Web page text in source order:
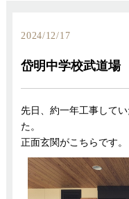
2024/12/17
岱明中学校武道場
先日、約一年工事して
た。
正面玄関がこちらです。